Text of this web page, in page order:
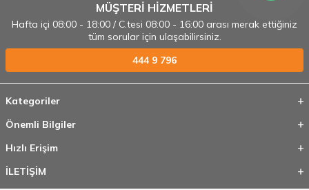
MÜŞTERİ HİZMETLERİ
Hafta içi 08:00 - 18:00 / C.tesi 08:00 - 16:00 arası merak ettiğiniz
tüm sorular için ulaşabilirsiniz.
444 9 796
Kategoriler
Önemli Bilgiler
Hızlı Erişim
İLETİŞİM